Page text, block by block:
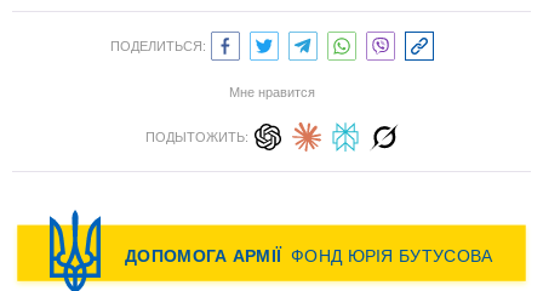
ПОДЕЛИТЬСЯ:
Мне нравится
ПОДЫТОЖИТЬ: